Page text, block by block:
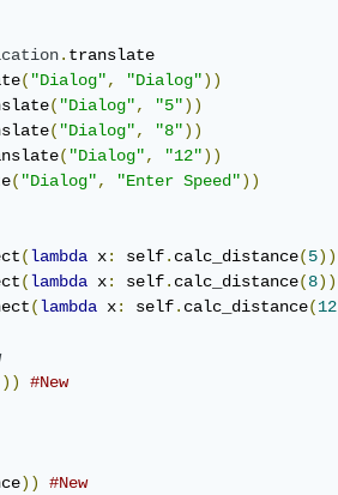
. translate
( "Dialog", "Dialog"))
( "Dialog", "5"))
( "Dialog", "8"))
( "Dialog", "12"))
( "Dialog", "Enter Speed"))
(lambda x: self. calc_distance(5))
(lambda x: self. calc_distance(8))
(lambda x: self. calc_distance(12
#New
)) #New